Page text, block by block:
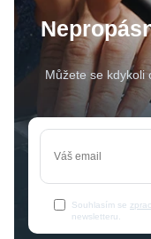
Můžete se
Souhlasím se
newsletteru.